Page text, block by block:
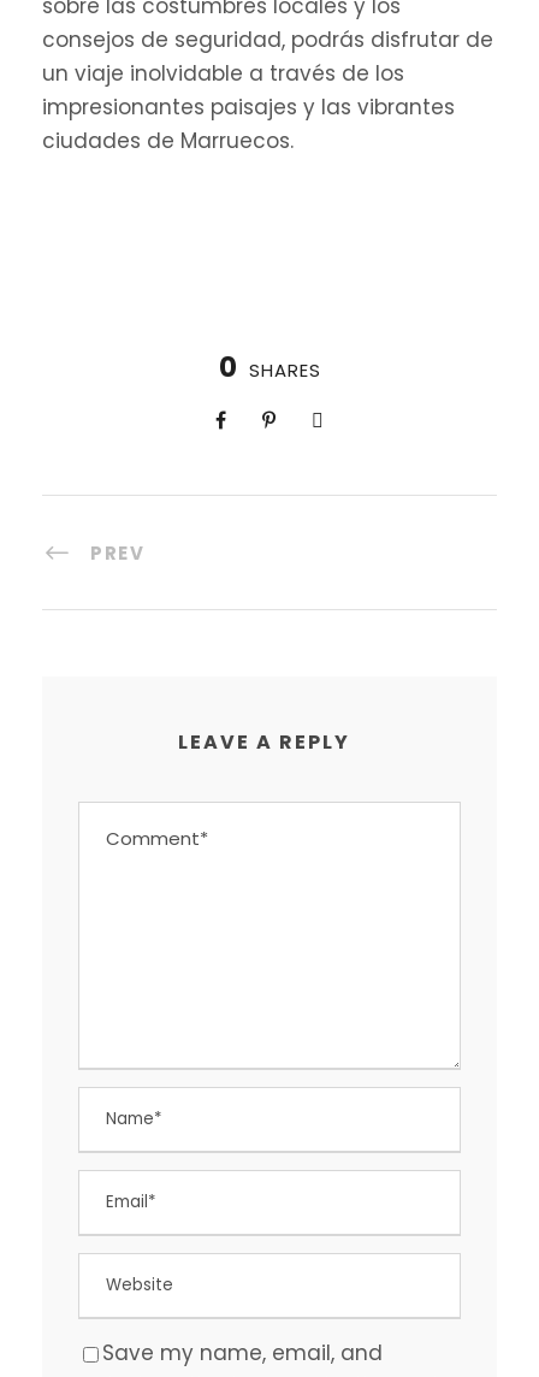
sobre las costumbres locales y los
consejos de seguridad, podrás disfrutar de
un viaje inolvidable a través de los
impresionantes paisajes y las vibrantes
ciudades de Marruecos.
0 SHARES
PREV
LEAVE A REPLY
Save my name, email, and